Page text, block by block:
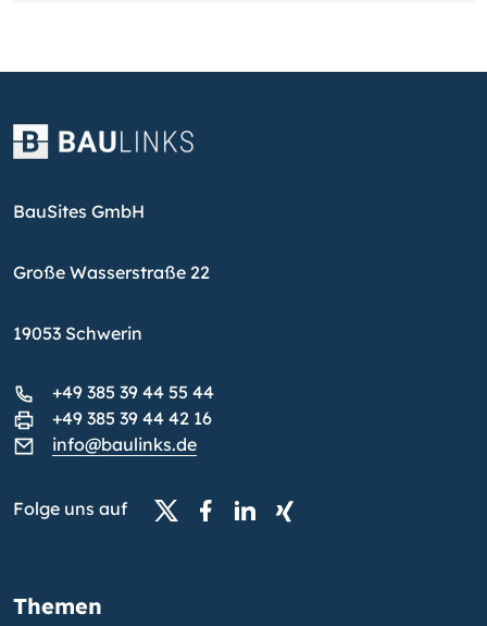
BauSites GmbH
Große Wasserstraße 22
19053 Schwerin
+49 385 39 44 55 44
+49 385 39 44 42 16
info@baulinks.de
Folge uns auf
Themen